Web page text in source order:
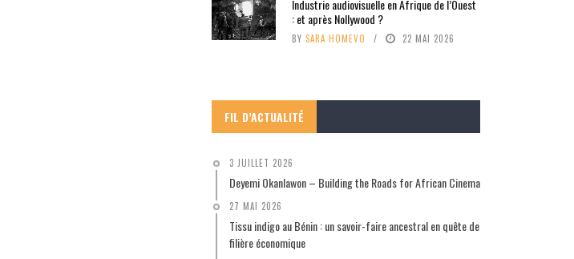
Industrie audiovisuelle en Afrique de l’Ouest
: et après Nollywood ?
BY SARA HOMEVO 22 MAI 2026
FIL D’ACTUALITÉ
3 JUILLET 2026
Deyemi Okanlawon – Building the Roads for African Cinema
27 MAI 2026
Tissu indigo au Bénin : un savoir-faire ancestral en quête de
filière économique